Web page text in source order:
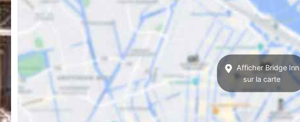
Afficher Bridge Inn
sur la carte